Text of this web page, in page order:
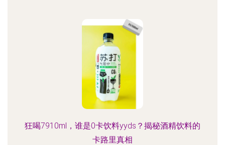
狂喝7910ml，谁是0卡饮料yyds？揭秘酒精饮料的
卡路里真相